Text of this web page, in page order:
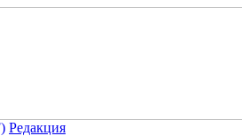
Редакция